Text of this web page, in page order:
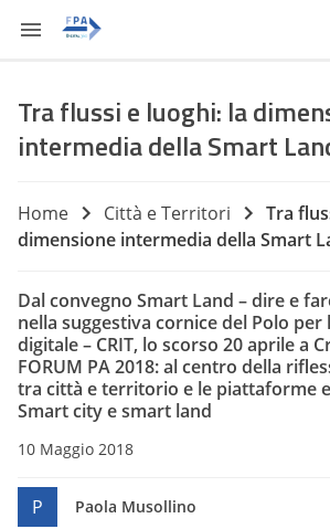
Tra flussi e luoghi: la
intermedia della Smart
Home Città e Territori
Tra
dimensione intermedia della Smart
Dal convegno Smart Land – dire e
nella suggestiva cornice del Polo per
digitale – CRIT, lo scorso 20 aprile a
FORUM PA 2018: al centro della
tra città e territorio e le piattaforme
Smart city e smart land
10 Maggio 2018
P Paola Musollino